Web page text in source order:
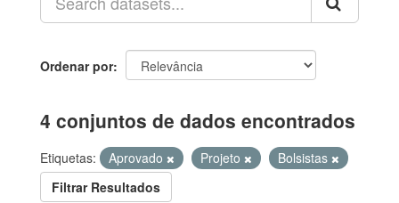
Ordenar por
4 conjuntos de dados encontrados
Etiquetas: Aprovado Projeto
Bolsistas
Filtrar Resultados